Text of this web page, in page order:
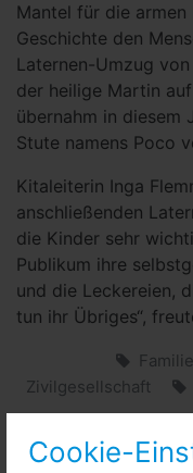
Cookie-
Mantel für die
Geschichte den
Laternen-Umzug
der heilige Martin
übernahm in diesem
Stute namens Poco
Kitaleiterin Inga
anschließenden
die Kinder sehr
Publikum ihre
und die Leckereien,
tun ihr Übriges“,
Zivilgesellschaft